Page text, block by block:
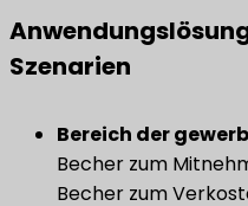
Szenarien
Bereich der
Becher zum
Becher zum